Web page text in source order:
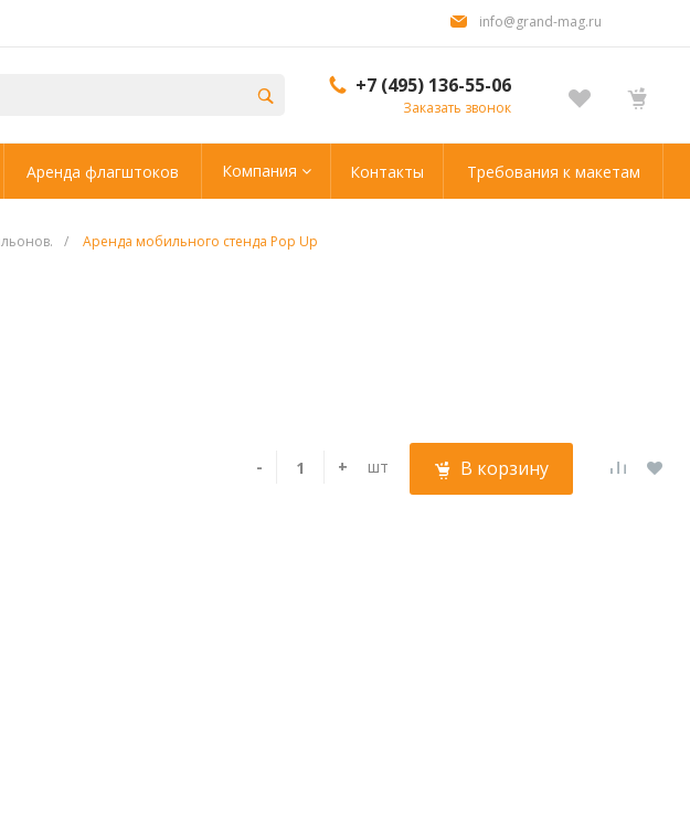
info@grand-mag.ru
+7 (495) 136-55-06
Заказать звонок
Аренда флагштоков Компания Контакты Требования к макетам
/ Аренда мобильного стенда Pop Up
- + шт В корзину